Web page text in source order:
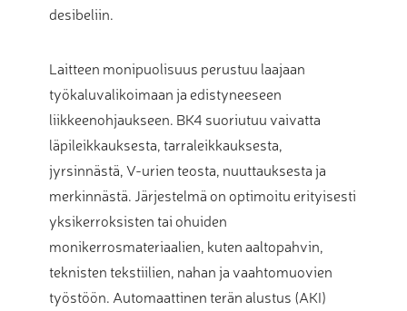
desibeliin.
Laitteen monipuolisuus perustuu laajaan
työkaluvalikoimaan ja edistyneeseen
liikkeenohjaukseen. BK4 suoriutuu vaivatta
läpileikkauksesta, tarraleikkauksesta,
jyrsinnästä, V-urien teosta, nuuttauksesta ja
merkinnästä. Järjestelmä on optimoitu erityisesti
yksikerroksisten tai ohuiden
monikerrosmateriaalien, kuten aaltopahvin,
teknisten tekstiilien, nahan ja vaahtomuovien
työstöön. Automaattinen terän alustus (AKI)